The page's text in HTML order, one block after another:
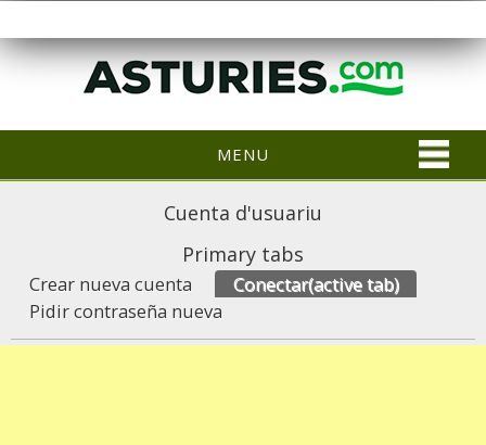
MENU
Cuenta d'usuariu
Primary tabs
Crear nueva cuenta Conectar(active tab)
Pidir contraseña nueva